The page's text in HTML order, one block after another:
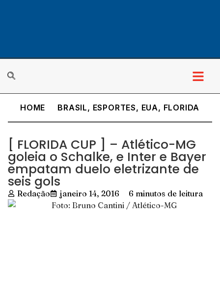
HOME BRASIL, ESPORTES, EUA, FLORIDA
[ FLORIDA CUP ] – Atlético-MG
goleia o Schalke, e Inter e Bayer
empatam duelo eletrizante de
seis gols
Redação janeiro 14, 2016 6 minutos de leitura